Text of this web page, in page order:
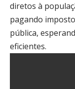
diretos à
pagando
pública,
eficientes.